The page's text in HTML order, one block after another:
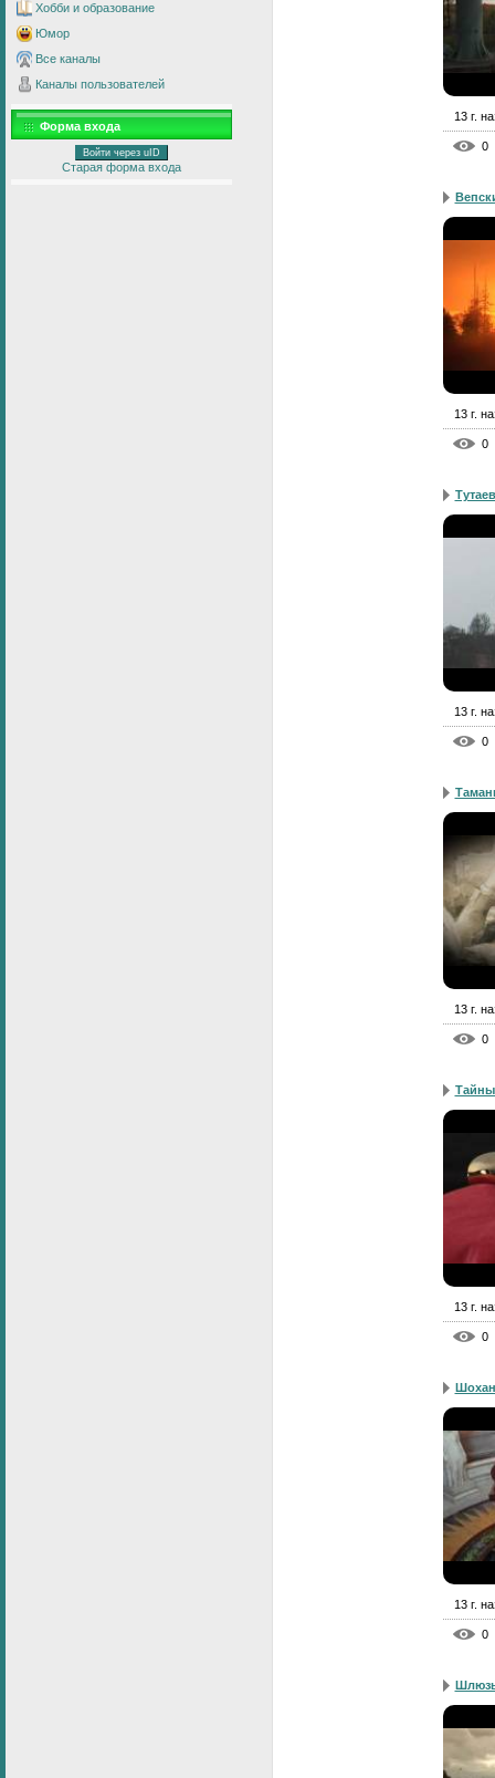
Хобби и образование
Юмор
Все каналы
Каналы пользователей
Форма входа
Войти через uID
Старая форма входа
13 г.
0
13 г.
0
13 г.
0
13 г.
0
Тайны
13 г.
0
13 г.
0